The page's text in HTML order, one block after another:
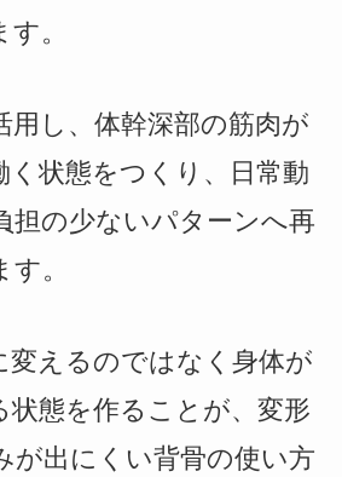
。
用し、体幹深部の筋肉が
く状態をつくり、日常動
担の少ないパターンへ再
。
変えるのではなく身体が
状態を作ることが、変形
が出にくい背骨の使い方